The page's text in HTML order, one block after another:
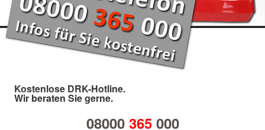
Kostenlose DRK-Hotline.
Wir beraten Sie gerne.
08000 365000